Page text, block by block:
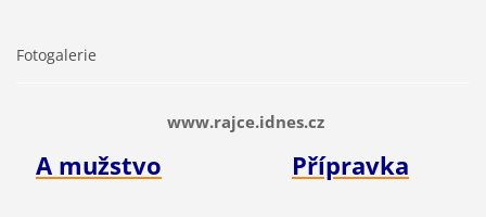
Fotogalerie
www.rajce.idnes.cz
A mužstvo Přípravka